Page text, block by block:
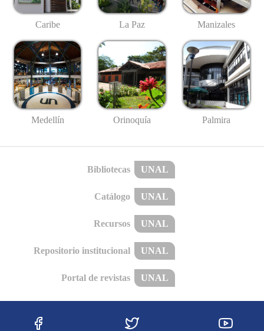
Caribe La Paz Manizales
Medellín Orinoquía Palmira
Bibliotecas UNAL
Catálogo UNAL
Recursos UNAL
Repositorio institucional UNAL
Portal de revistas UNAL